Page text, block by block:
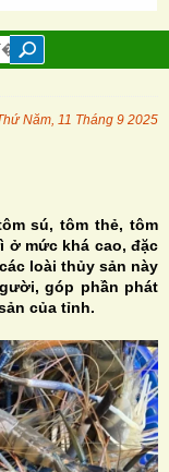
Năm, 11 Tháng 9 2025
sú, tôm thẻ, tôm
ở mức khá cao, đặc
loài thủy sản này
góp phần phát
của tỉnh.